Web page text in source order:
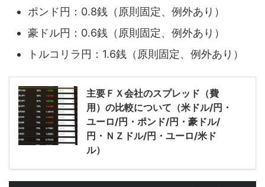
ポンド円：0.8銭（原則固定、例外あり）
豪ドル円：0.6銭（原則固定、例外あり）
トルコリラ円：1.6銭（原則固定、例外あり）
主要ＦＸ会社のスプレッド（費
用）の比較について（米ドル/円・
ユーロ/円・ポンド/円・豪ドル/
円・ＮＺドル/円・ユーロ/米ド
ル）